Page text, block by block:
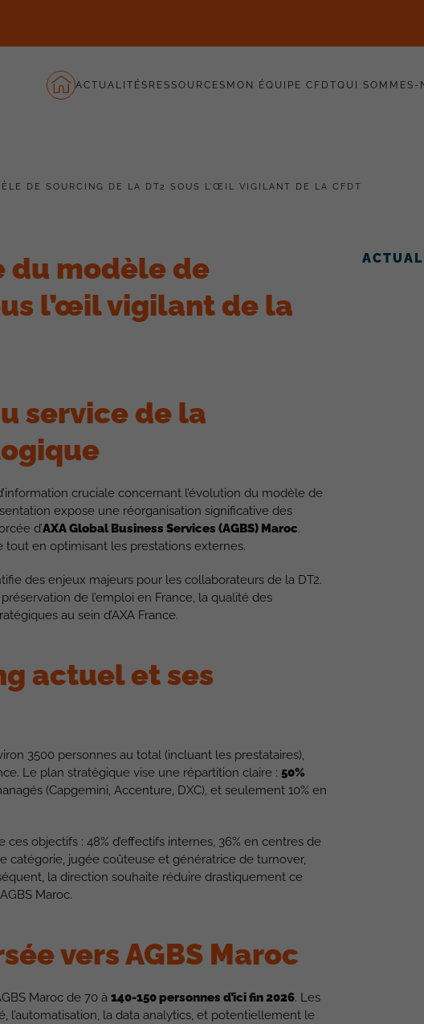
ACTUALITÉS RESSOURCES MON ÉQUIPE CFDTQUI SOMMES-
DE SOURCING DE LA DT2 SOUS L’ŒIL VIGILANT DE LA CFDT
du modèle de
l’œil vigilant de la
service de la
cruciale concernant l’évolution du modèle de
expose une réorganisation significative des
d’AXA Global Business Services (AGBS) Maroc.
tout en optimisant les prestations externes.
des enjeux majeurs pour les collaborateurs de la DT2.
de l’emploi en France, la qualité des
au sein d’AXA France.
actuel et ses
3500 personnes au total (incluant les prestataires),
Le plan stratégique vise une répartition claire : 50%
(Capgemini, Accenture, DXC), et seulement 10% en
objectifs : 48% d’effectifs internes, 36% en centres de
catégorie, jugée coûteuse et génératrice de turnover,
la direction souhaite réduire drastiquement ce
Maroc.
vers AGBS Maroc
Maroc de 70 à 140-150 personnes d’ici fin 2026. Les
la data analytics, et potentiellement le